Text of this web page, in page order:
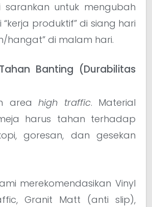
untuk mengubah
produktif” di siang hari
hangat” di malam hari.
Banting (Durabilitas
areahigh traffic. Material
harus tahan terhadap
goresan, dan gesekan
merekomendasikan Vinyl
Granit Matt (anti slip),